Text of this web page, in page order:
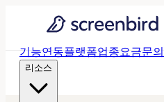
기능연동플랫폼업종요금문
리소스